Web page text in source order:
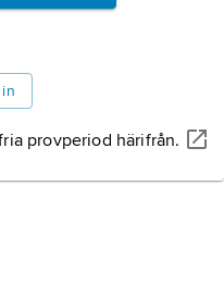
provperiod härifrån.